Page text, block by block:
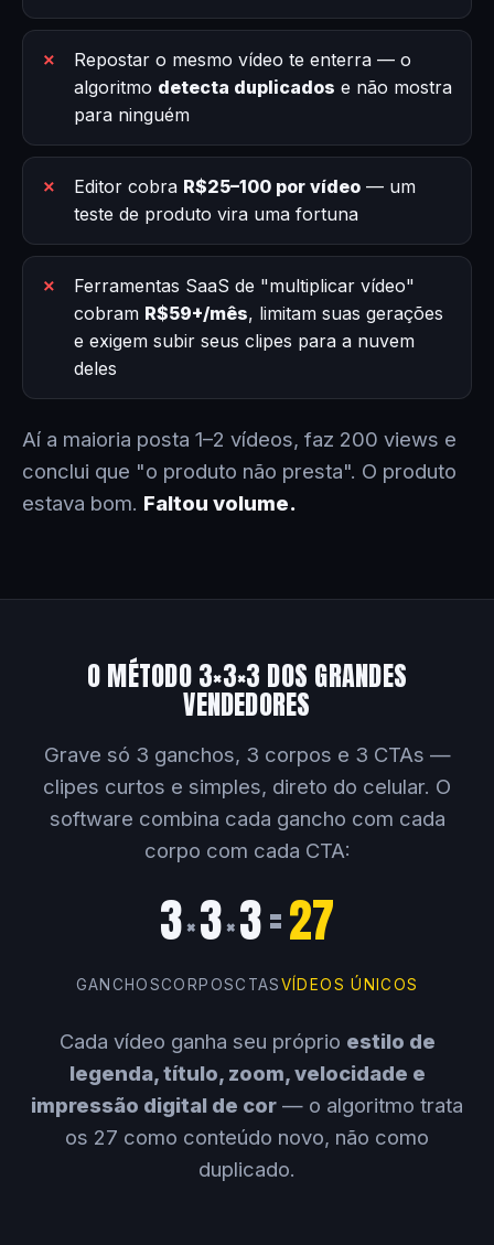
Repostar o mesmo vídeo te enterra — o
algoritmo detecta duplicados e não mostra
para ninguém
Editor cobra R$25–100 por vídeo — um
teste de produto vira uma fortuna
Ferramentas SaaS de "multiplicar vídeo"
cobram R$59+/mês, limitam suas gerações
e exigem subir seus clipes para a nuvem
deles
Aí a maioria posta 1–2 vídeos, faz 200 views e
conclui que "o produto não presta". O produto
estava bom. Faltou volume.
O MÉTODO 3×3×3 DOS GRANDES
VENDEDORES
Grave só 3 ganchos, 3 corpos e 3 CTAs —
clipes curtos e simples, direto do celular. O
software combina cada gancho com cada
corpo com cada CTA:
3×3×3=27
GANCHOSCORPOSCTASVÍDEOS ÚNICOS
Cada vídeo ganha seu próprio estilo de
legenda, título, zoom, velocidade e
impressão digital de cor — o algoritmo trata
os 27 como conteúdo novo, não como
duplicado.